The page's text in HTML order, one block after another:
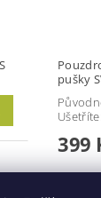
pušky
Ušetříte
399